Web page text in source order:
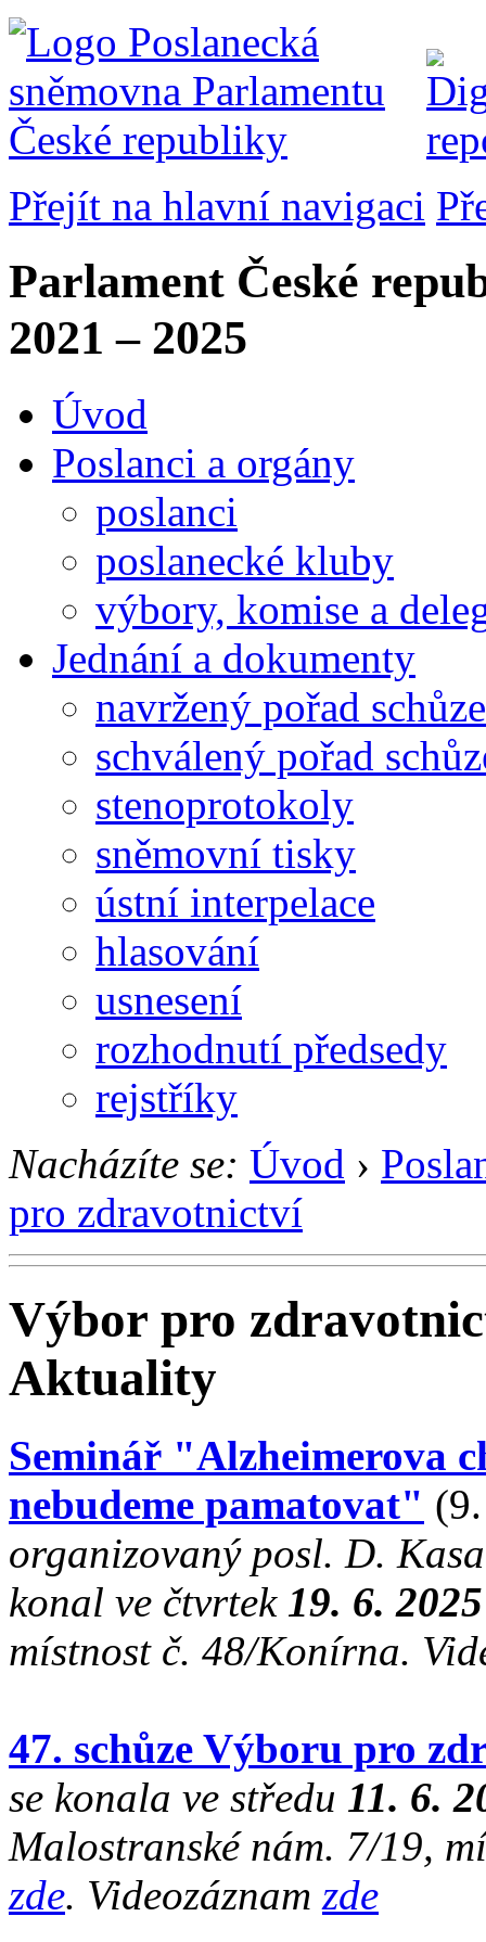
Přejít na hlavní navigaci
Parlament České
2021 – 2025
Úvod
Poslanci a orgány
poslanci
poslanecké kluby
výbory, komise a
Jednání a dokumenty
navržený pořad schůze
schválený pořad
stenoprotokoly
sněmovní tisky
ústní interpelace
hlasování
usnesení
rozhodnutí předsedy
rejstříky
Nacházíte se: Úvod ›
pro zdravotnictví
Výbor pro
Aktuality
Seminář "Alzheimerova
nebudeme pamatovat"
organizovaný posl. D.
konal ve čtvrtek 19. 6.
místnost č. 48/Konírna.
47. schůze Výboru pro
se konala ve středu 11. 6.
Malostranské nám. 7/19,
zde. Videozáznam zde